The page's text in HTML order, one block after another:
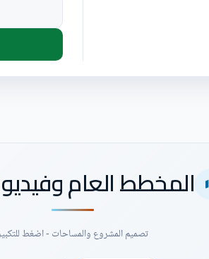
المخطط العام
تصميم المشروع والمساحات - اضغط